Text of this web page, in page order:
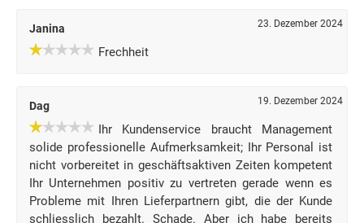
Janina 23. Dezember 2024
Frechheit
Dag 19. Dezember 2024
Ihr Kundenservice braucht Management
solide professionelle Aufmerksamkeit; Ihr Personal ist
nicht vorbereitet in geschäftsaktiven Zeiten kompetent
Ihr Unternehmen positiv zu vertreten gerade wenn es
Probleme mit Ihren Lieferpartnern gibt, die der Kunde
schliesslich bezahlt. Schade. Aber ich habe bereits